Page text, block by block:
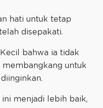
hati untuk tetap
disepakati.
bahwa ia tidak
membangkang untuk
menjadi lebih baik,